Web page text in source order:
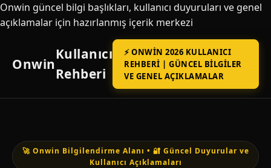
Onwin güncel bilgi başlıkları, kullanıcı duyuruları ve genel
açıklamalar için hazırlanmış içerik merkezi
Onwin
Kullanıcı
Rehberi
⚡ ONWIN 2026 KULLANICI
REHBERI | GÜNCEL BILGILER
VE GENEL AÇIKLAMALAR
🚀 Onwin Bilgilendirme Alanı • 🔐 Güncel Duyurular ve
Kullanıcı Açıklamaları